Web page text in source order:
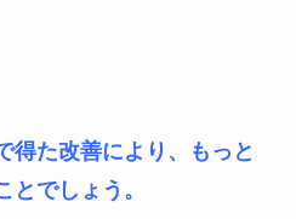
得た改善により、もっと
とでしょう。